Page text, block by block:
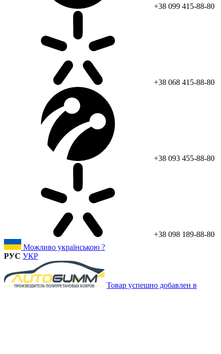
+38 099 415-88-80
+38 068 415-88-80
+38 093 455-88-80
+38 098 189-88-80
Можливо українською ?
РУС УКР
Товар успешно добавлен в